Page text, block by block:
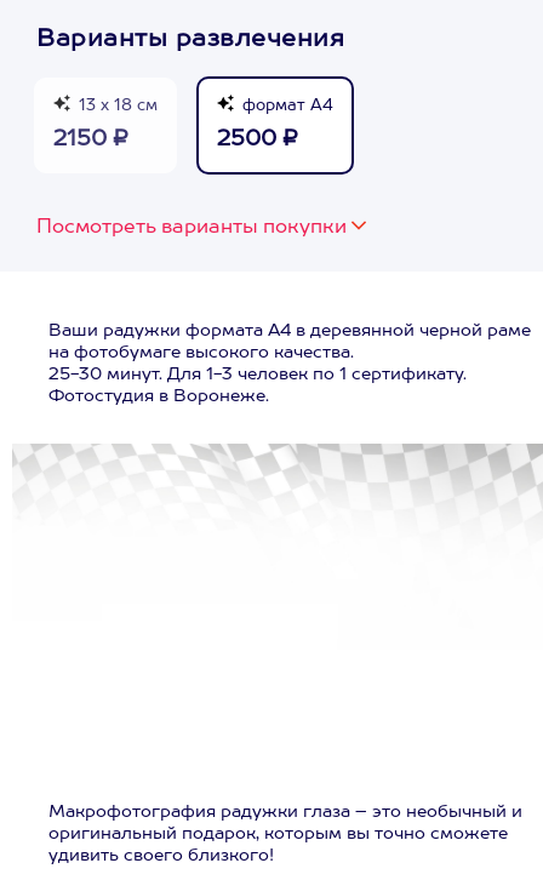
Варианты развлечения
13 х 18 см
2150 ₽
формат А4
2500 ₽
Посмотреть варианты покупки
Ваши радужки формата А4 в деревянной черной раме
на фотобумаге высокого качества.
25-30 минут. Для 1-3 человек по 1 сертификату.
Фотостудия в Воронеже.
Макрофотография радужки глаза – это необычный и
оригинальный подарок, которым вы точно сможете
удивить своего близкого!